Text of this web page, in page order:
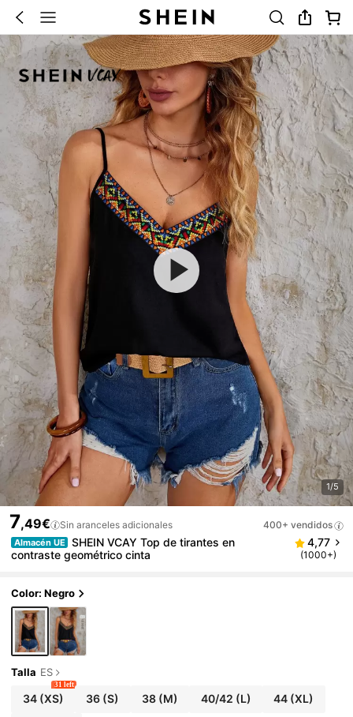
1/5
7,49€ Sin aranceles adicionales 400+ vendidos
Almacén UE
SHEIN VCAY Top de tirantes en
contraste geométrico cinta
4,77
(1000+)
Color: Negro
Talla ES
34(XS)
31 left
36 (S) 38(M) 40/42 (L) 44 (XL)